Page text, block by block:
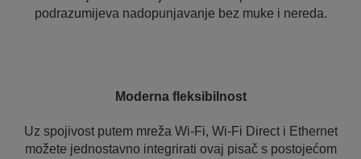
podrazumijeva nadopunjavanje bez muke i nereda.
Moderna fleksibilnost
Uz spojivost putem mreža Wi-Fi, Wi-Fi Direct i Ethernet
možete jednostavno integrirati ovaj pisač s postojećom